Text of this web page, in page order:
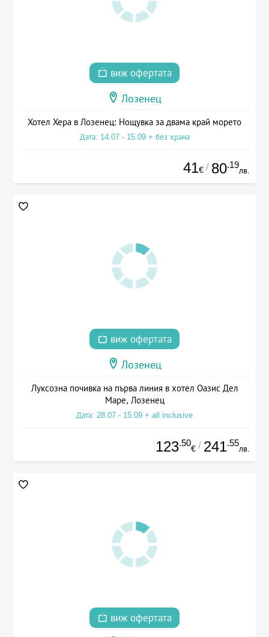
виж офертата
Лозенец
Хотел Хера в Лозенец: Нощувка за двама край морето
Дата: 14.07 - 15.09 + без храна
41€ / 80.19
лв.
виж офертата
Лозенец
Луксозна почивка на първа линия в хотел Оазис Дел
Маре, Лозенец
Дата: 28.07 - 15.09 + all inclusive
123.50
€ / 241.55
лв.
виж офертата